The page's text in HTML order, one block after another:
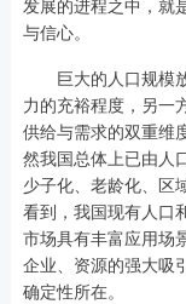
与信心。
巨大的人口规模放
力的充裕程度，另一
供给与需求的双重维
然我国总体上已由人
少子化、老龄化、区
看到，我国现有人口
市场具有丰富应用场
企业、资源的强大吸
确定性所在。